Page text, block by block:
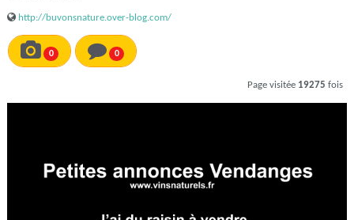
http://buvonsnature.over-blog.com/
0 0
Page visitée 19275 fois